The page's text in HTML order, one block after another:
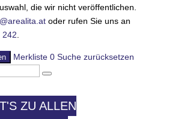
die wir nicht veröffentlichen.
oder rufen Sie uns an
242
Merkliste 0 Suche zurücksetzen
ZU ALLEN